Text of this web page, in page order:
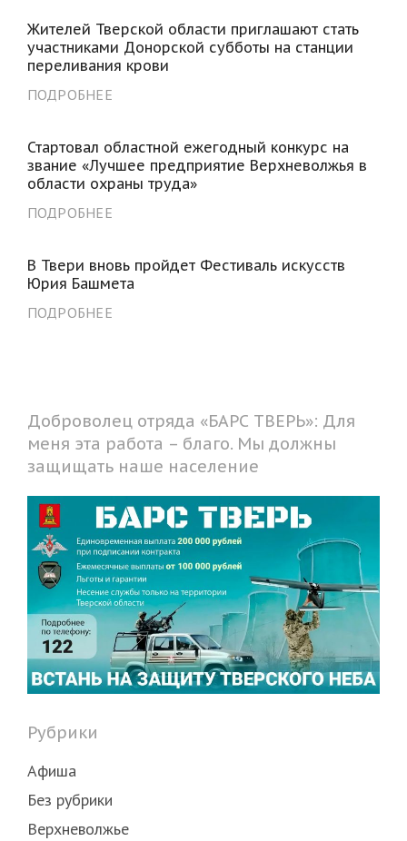
Жителей Тверской области приглашают стать
участниками Донорской субботы на станции
переливания крови
ПОДРОБНЕЕ
Стартовал областной ежегодный конкурс на
звание «Лучшее предприятие Верхневолжья в
области охраны труда»
ПОДРОБНЕЕ
В Твери вновь пройдет Фестиваль искусств
Юрия Башмета
ПОДРОБНЕЕ
Доброволец отряда «БАРС ТВЕРЬ»: Для
меня эта работа – благо. Мы должны
защищать наше население
Рубрики
Афиша
Без рубрики
Верхневолжье